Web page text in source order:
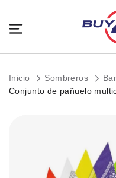
Inicio Sombreros
Conjunto de pañuelo